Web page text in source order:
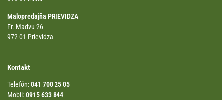
Malopredajňa PRIEVIDZA
Fr. Madvu 26
972 01 Prievidza
Kontakt
Telefón:041 700 25 05
Mobil:0915 633 844